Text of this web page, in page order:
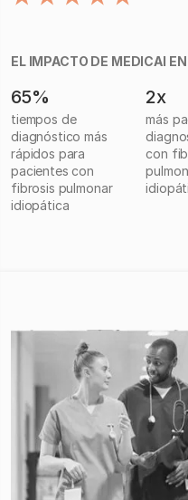
EL IMPACTO DE MEDICAI
65%
tiempos de
diagnóstico más
rápidos para
pacientes con
fibrosis pulmonar
idiopática
2x
más
con